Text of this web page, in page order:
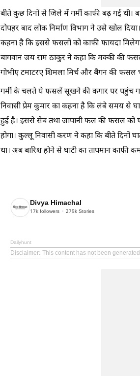
बीते कुछ दिनों से जिले में गर्मी काफी बढ़ गई थी।
दोपहर बाद लोक निर्माण विभाग ने उसे खोल
कहना है कि इससे फसलों को काफी फायदा
बागवान जय राम ठाकुर ने कहा कि मक्की की
गोभीए टमाटरए शिमला मिर्च और बैंगन की फसल
गर्मी के चलते ये फसलें सूखने की कगार पर पहुंच गई
निवासी प्रेम कुमार का कहना है कि लंबे समय से
हुई है। इससे सेब तथा जापानी फल की फसल को
होगा। कुल्लू निवासी करण ने कहा कि बीते दिनों
था। अब बारिश होने से घाटी का तापमान काफी
Divya Himachal
17k followers 279k Stories
Dailyhunt
Disclaimer: This content has not been